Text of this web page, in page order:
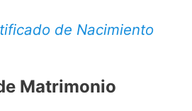
de Nacimiento
Matrimonio